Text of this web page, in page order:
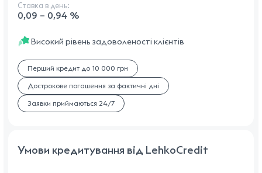
Ставка в день:
0,09 – 0,94 %
Високий рівень задоволеності клієнтів
Перший кредит до 10 000 грн
Дострокове погашення за фактичні дні
Заявки приймаються 24/7
Умови кредитування від LehkoCredit